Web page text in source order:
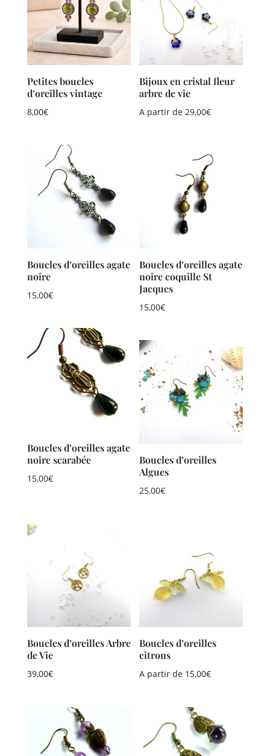
Petites boucles
d’oreilles vintage
8,00€
Bijoux en cristal fleur
arbre de vie
A partir de 29,00€
Boucles d’oreilles agate
noire
15,00€
Boucles d’oreilles agate
noire coquille St
Jacques
15,00€
Boucles d’oreilles agate
noire scarabée
15,00€
Boucles d’oreilles
Algues
25,00€
Boucles d’oreilles Arbre
de Vie
39,00€
Boucles d’oreilles
citrons
A partir de 15,00€